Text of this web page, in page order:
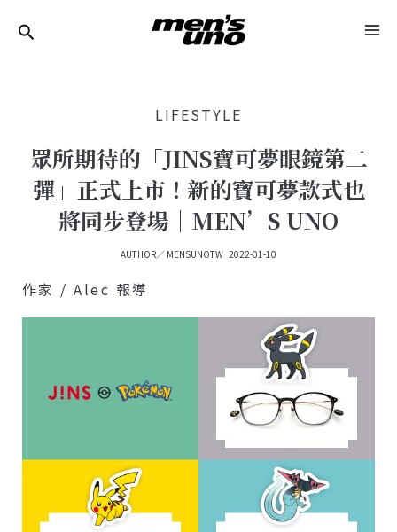
LIFESTYLE
眾所期待的「JINS寶可夢眼鏡第二
彈」正式上市！新的寶可夢款式也
將同步登場｜MEN’S UNO
AUTHOR／ MENSUNOTW 2022-01-10
作家 / Alec 報導
Navigation